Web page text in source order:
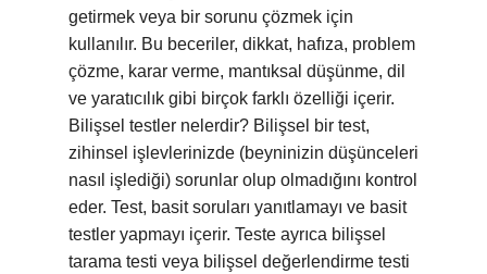
getirmek veya bir sorunu çözmek için
kullanılır. Bu beceriler, dikkat, hafıza, problem
çözme, karar verme, mantıksal düşünme, dil
ve yaratıcılık gibi birçok farklı özelliği içerir.
Bilişsel testler nelerdir? Bilişsel bir test,
zihinsel işlevlerinizde (beyninizin düşünceleri
nasıl işlediği) sorunlar olup olmadığını kontrol
eder. Test, basit soruları yanıtlamayı ve basit
testler yapmayı içerir. Teste ayrıca bilişsel
tarama testi veya bilişsel değerlendirme testi